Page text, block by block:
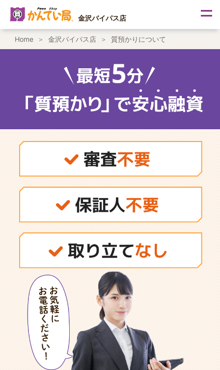
ス
ッ
金沢バイパス店
Home 金沢バイパス店 質預かりについて